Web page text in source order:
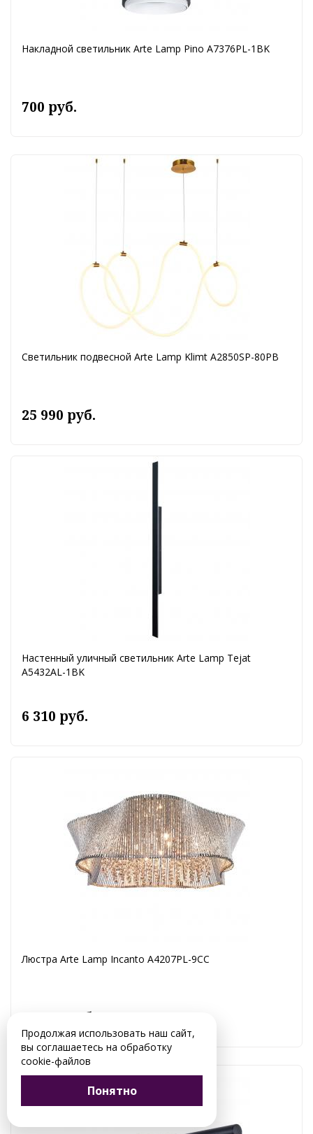
Накладной светильник Arte Lamp Pino A7376PL-1BK
700 руб.
Светильник подвесной Arte Lamp Klimt A2850SP-80PB
25 990 руб.
Настенный уличный светильник Arte Lamp Tejat
A5432AL-1BK
6 310 руб.
Люстра Arte Lamp Incanto A4207PL-9CC
35 990 руб.
Продолжая использовать наш сайт,
вы соглашаетесь на обработку
cookie-файлов
Понятно